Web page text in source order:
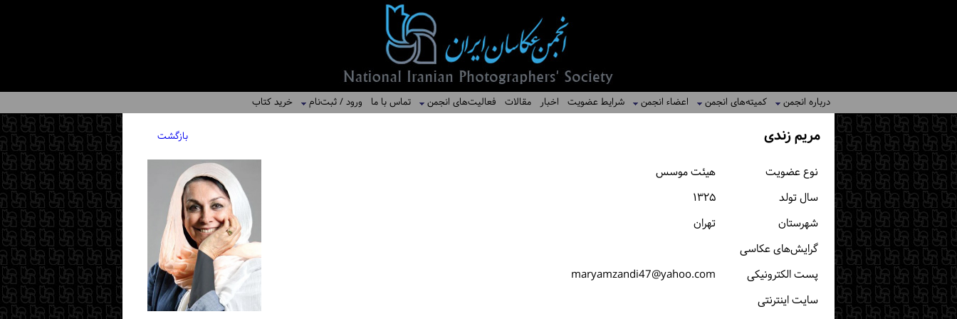
درباره انجمن کمیته‌های انجمن اعضاء انجمن شرایط عضویت اخبار مقالات فعالیت‌های انجمن تماس با ما ورود / ثبت‌نام خرید کتاب
مریم زندی بازگشت
نوع عضویت
هیئت موسس
سال تولد
۱۳۲۵
شهرستان
تهران
گرایش‌های عکاسی
پست الكترونیكی
maryamzandi47@yahoo.com
سایت اینترنتی